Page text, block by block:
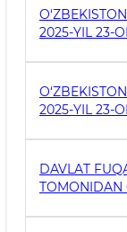
IJROSINI
2025-YIL 23-
OSHIRISH
PF-190-
2025-YIL 23-
OSHIRISH
PF-190-
DAVLAT
TOMONIDAN